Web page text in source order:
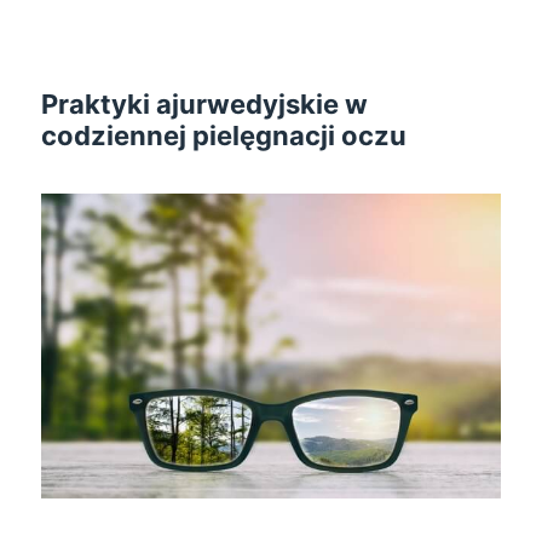
Praktyki ajurwedyjskie w
codziennej pielęgnacji oczu